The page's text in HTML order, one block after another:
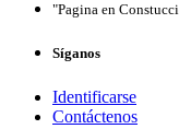
"Pagina en
Síganos
Identificarse
Contáctenos